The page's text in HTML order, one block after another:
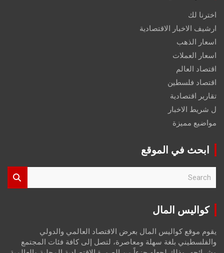
اخترنا لك
ارشيف الاخبار الاقتصادية
اسعار الذهب
اسعار العملات
اقتصاد العالم
اقتصاد فلسطين
تقارير اقتصادية
ل شريط الاخبار
مواضيع مميزة
ابحث في الموقع
r
كواليس المال
يقوم موقع كواليس المال بعرض الاقتصاد العالمي والدولي
والفلسطيني بلغة سهلة ومعاصرة، لتصل إلى كافة فئات المجتمع